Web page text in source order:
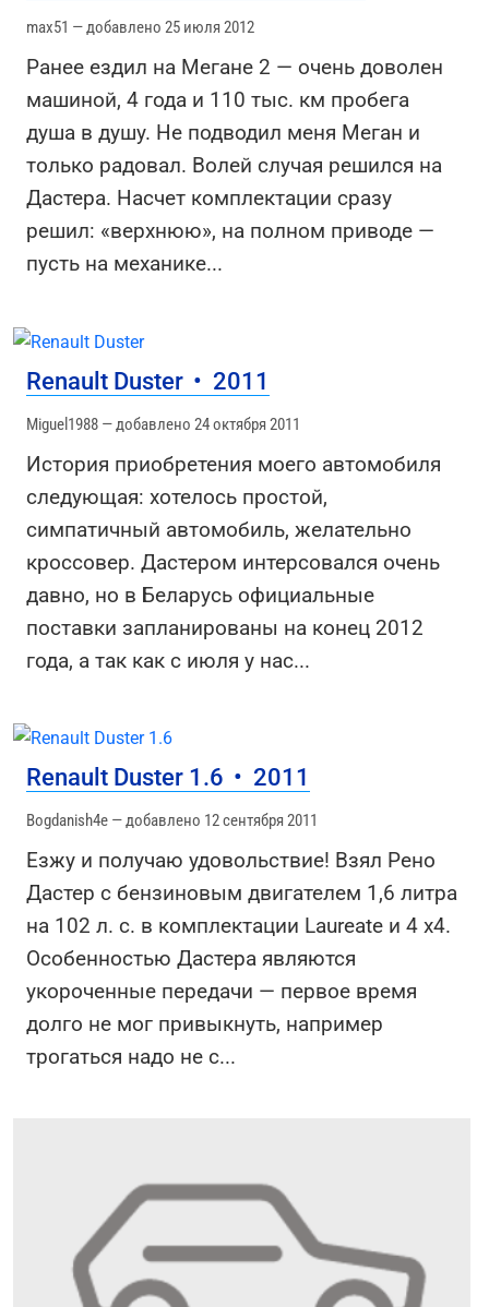
max51 — добавлено 25 июля 2012
Ранее ездил на Мегане 2 — очень доволен
машиной, 4 года и 110 тыс. км пробега
душа в душу. Не подводил меня Меган и
только радовал. Волей случая решился на
Дастера. Насчет комплектации сразу
решил: «верхнюю», на полном приводе —
пусть на механике...
Renault Duster • 2011
Miguel1988 — добавлено 24 октября 2011
История приобретения моего автомобиля
следующая: хотелось простой,
симпатичный автомобиль, желательно
кроссовер. Дастером интерсовался очень
давно, но в Беларусь официальные
поставки запланированы на конец 2012
года, а так как с июля у нас...
Renault Duster 1.6 • 2011
Bogdanish4e — добавлено 12 сентября 2011
Езжу и получаю удовольствие! Взял Рено
Дастер с бензиновым двигателем 1,6 литра
на 102 л. с. в комплектации Laureate и 4 х4.
Особенностью Дастера являются
укороченные передачи — первое время
долго не мог привыкнуть, например
трогаться надо не с...